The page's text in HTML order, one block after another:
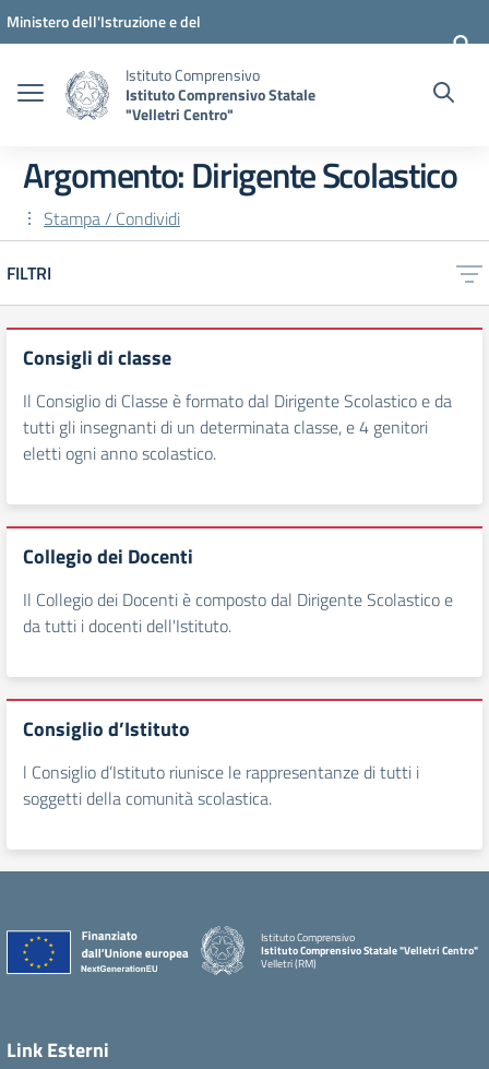
Vai ai contenuti
Vai al menu di navigazione
Vai al footer
Ministero dell'Istruzione e del
Istituto Comprensivo
Istituto Comprensivo Statale
"Velletri Centro"
Argomento: Dirigente Scolastico
Stampa / Condividi
FILTRI
Consigli di classe
Il Consiglio di Classe è formato dal Dirigente Scolastico e da
tutti gli insegnanti di un determinata classe, e 4 genitori
eletti ogni anno scolastico.
Collegio dei Docenti
Il Collegio dei Docenti è composto dal Dirigente Scolastico e
da tutti i docenti dell'Istituto.
Consiglio d’Istituto
l Consiglio d’Istituto riunisce le rappresentanze di tutti i
soggetti della comunità scolastica.
Istituto Comprensivo
Istituto Comprensivo Statale "Velletri Centro"
Velletri (RM)
Link Esterni